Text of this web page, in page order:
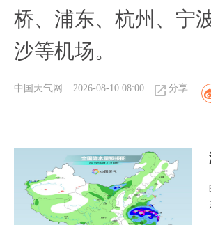
桥、浦东、杭州、宁
沙等机场。
中国天气网 2026-08-10 08:00 分享